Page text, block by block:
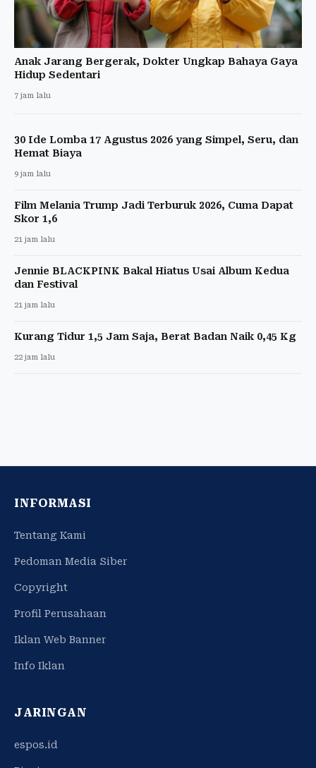
Anak Jarang Bergerak, Dokter Ungkap Bahaya Gaya
Hidup Sedentari
7 jam lalu
30 Ide Lomba 17 Agustus 2026 yang Simpel, Seru, dan
Hemat Biaya
9 jam lalu
Film Melania Trump Jadi Terburuk 2026, Cuma Dapat
Skor 1,6
21 jam lalu
Jennie BLACKPINK Bakal Hiatus Usai Album Kedua
dan Festival
21 jam lalu
Kurang Tidur 1,5 Jam Saja, Berat Badan Naik 0,45 Kg
22 jam lalu
INFORMASI
Tentang Kami
Pedoman Media Siber
Copyright
Profil Perusahaan
Iklan Web Banner
Info Iklan
JARINGAN
espos.id